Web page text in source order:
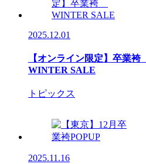
2025.12.01
【オンライン限定】卒業袴
WINTER SALE
トピックス
2025.11.16